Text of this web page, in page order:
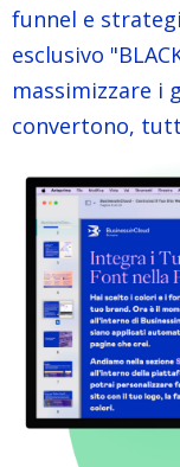
funnel e
esclusivo
massimizzare i
convertono,